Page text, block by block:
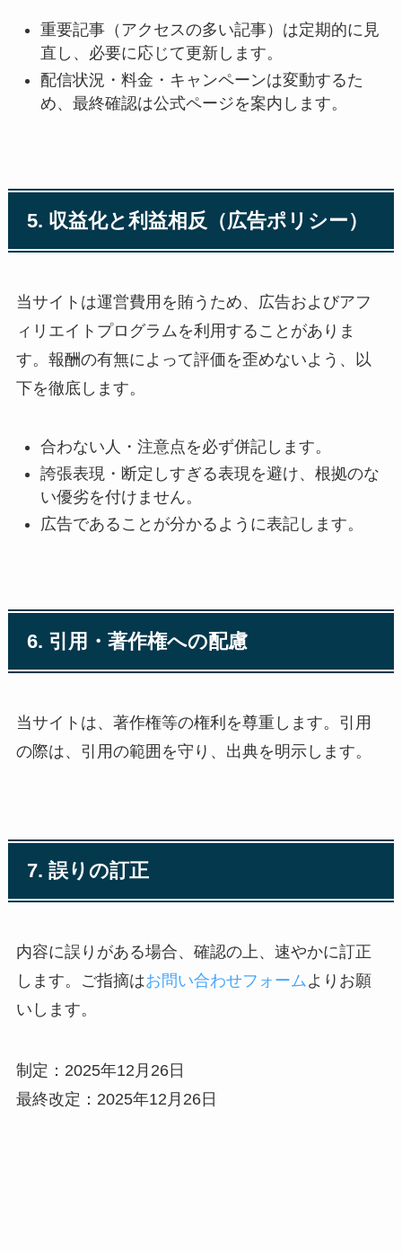
重要記事（アクセスの多い記事）は定期的に見
直し、必要に応じて更新します。
配信状況・料金・キャンペーンは変動するた
め、最終確認は公式ページを案内します。
5. 収益化と利益相反（広告ポリシー）
当サイトは運営費用を賄うため、広告およびアフ
ィリエイトプログラムを利用することがありま
す。報酬の有無によって評価を歪めないよう、以
下を徹底します。
合わない人・注意点を必ず併記します。
誇張表現・断定しすぎる表現を避け、根拠のな
い優劣を付けません。
広告であることが分かるように表記します。
6. 引用・著作権への配慮
当サイトは、著作権等の権利を尊重します。引用
の際は、引用の範囲を守り、出典を明示します。
7. 誤りの訂正
内容に誤りがある場合、確認の上、速やかに訂正
します。ご指摘はお問い合わせフォーム よりお願
いします。
制定：2025年12月26日
最終改定：2025年12月26日